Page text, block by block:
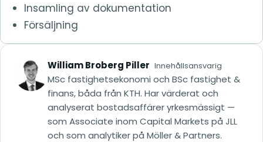
Insamling av dokumentation
Försäljning
William Broberg Piller Innehållsansvarig
MSc fastighetsekonomi och BSc fastighet &
finans, båda från KTH. Har värderat och
analyserat bostadsaffärer yrkesmässigt —
som Associate inom Capital Markets på JLL
och som analytiker på Möller & Partners.